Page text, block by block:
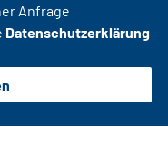
Anfrage
Datenschutzerklärung